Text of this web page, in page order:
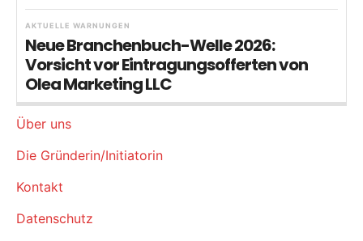
AKTUELLE WARNUNGEN
Neue Branchenbuch-Welle 2026:
Vorsicht vor Eintragungsofferten von
Olea Marketing LLC
Über uns
Die Gründerin/Initiatorin
Kontakt
Datenschutz